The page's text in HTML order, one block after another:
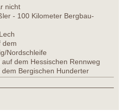
nicht
- 100 Kilometer Bergbau-
dem
Nordschleife
dem Hessischen Rennweg
dem Bergischen Hunderter